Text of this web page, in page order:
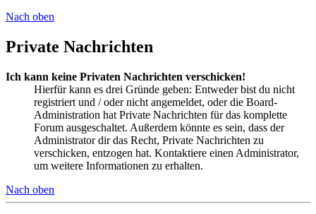
Nach oben
Private Nachrichten
Ich kann keine Privaten Nachrichten verschicken!
Hierfür kann es drei Gründe geben: Entweder bist du nicht
registriert und / oder nicht angemeldet, oder die Board-
Administration hat Private Nachrichten für das komplette
Forum ausgeschaltet. Außerdem könnte es sein, dass der
Administrator dir das Recht, Private Nachrichten zu
verschicken, entzogen hat. Kontaktiere einen Administrator,
um weitere Informationen zu erhalten.
Nach oben